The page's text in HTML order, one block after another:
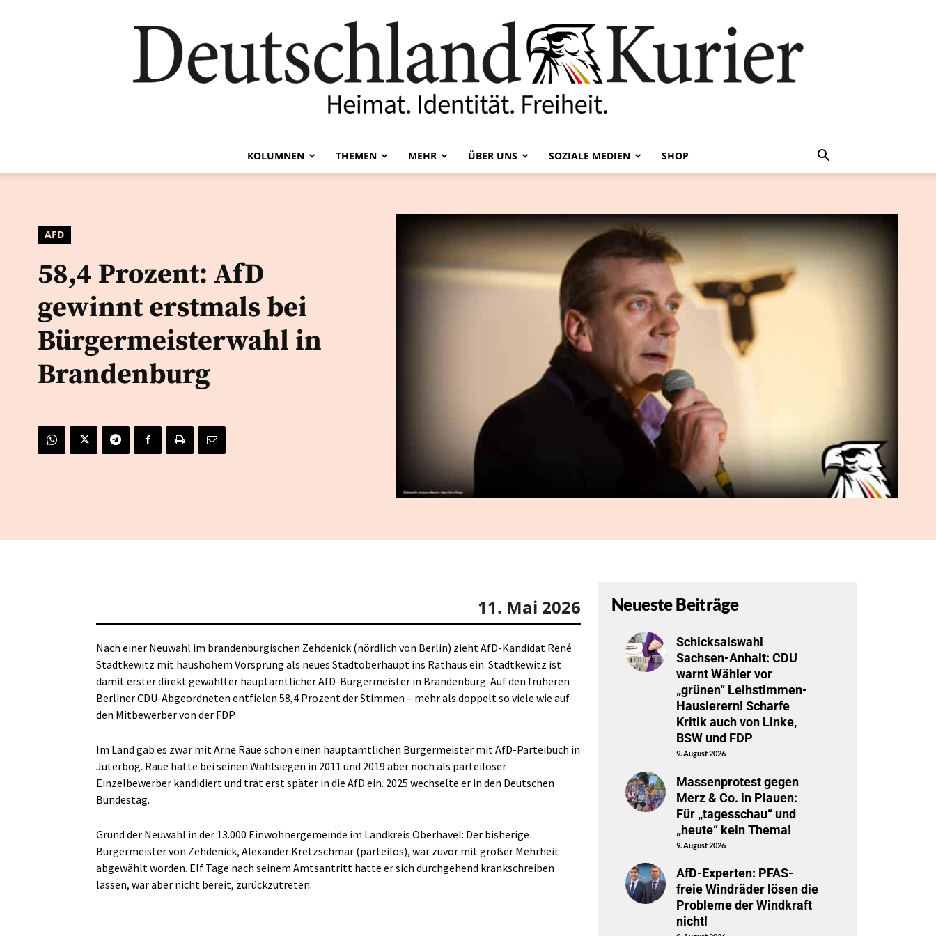
Kurier
KOLUMNEN THEMEN MEHR ÜBER UNS SOZIALE MEDIEN SHOP
AFD
58,4 Prozent: AfD
gewinnt erstmals bei
Bürgermeisterwahl in
Brandenburg
11. Mai 2026
Nach einer Neuwahl im brandenburgischen Zehdenick (nördlich von Berlin) zieht AfD-Kandidat René
Stadtkewitz mit haushohem Vorsprung als neues Stadtoberhaupt ins Rathaus ein. Stadtkewitz ist
damit erster direkt gewählter hauptamtlicher AfD-Bürgermeister in Brandenburg. Auf den früheren
Berliner CDU-Abgeordneten entfielen 58,4 Prozent der Stimmen – mehr als doppelt so viele wie auf
den Mitbewerber von der FDP.
Im Land gab es zwar mit Arne Raue schon einen hauptamtlichen Bürgermeister mit AfD-Parteibuch in
Jüterbog. Raue hatte bei seinen Wahlsiegen in 2011 und 2019 aber noch als parteiloser
Einzelbewerber kandidiert und trat erst später in die AfD ein. 2025 wechselte er in den Deutschen
Bundestag.
Grund der Neuwahl in der 13.000 Einwohnergemeinde im Landkreis Oberhavel: Der bisherige
Bürgermeister von Zehdenick, Alexander Kretzschmar (parteilos), war zuvor mit großer Mehrheit
abgewählt worden. Elf Tage nach seinem Amtsantritt hatte er sich durchgehend krankschreiben
lassen, war aber nicht bereit, zurückzutreten.
Neueste Beiträge
Schicksalswahl
Sachsen-Anhalt: CDU
warnt Wähler vor
„grünen“ Leihstimmen-
Hausierern! Scharfe
Kritik auch von Linke,
BSW und FDP
9. August 2026
Massenprotest gegen
Merz & Co. in Plauen:
Für „tagesschau“ und
„heute“ kein Thema!
9. August 2026
AfD-Experten: PFAS-
freie Windräder lösen die
Probleme der Windkraft
nicht!